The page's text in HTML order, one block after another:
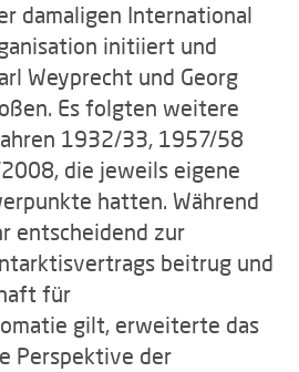
damaligen International
initiiert und
Weyprecht und Georg
Es folgten weitere
1932/33, 1957/58
die jeweils eigene
hatten. Während
entscheidend zur
beitrug und
für
gilt, erweiterte das
Perspektive der